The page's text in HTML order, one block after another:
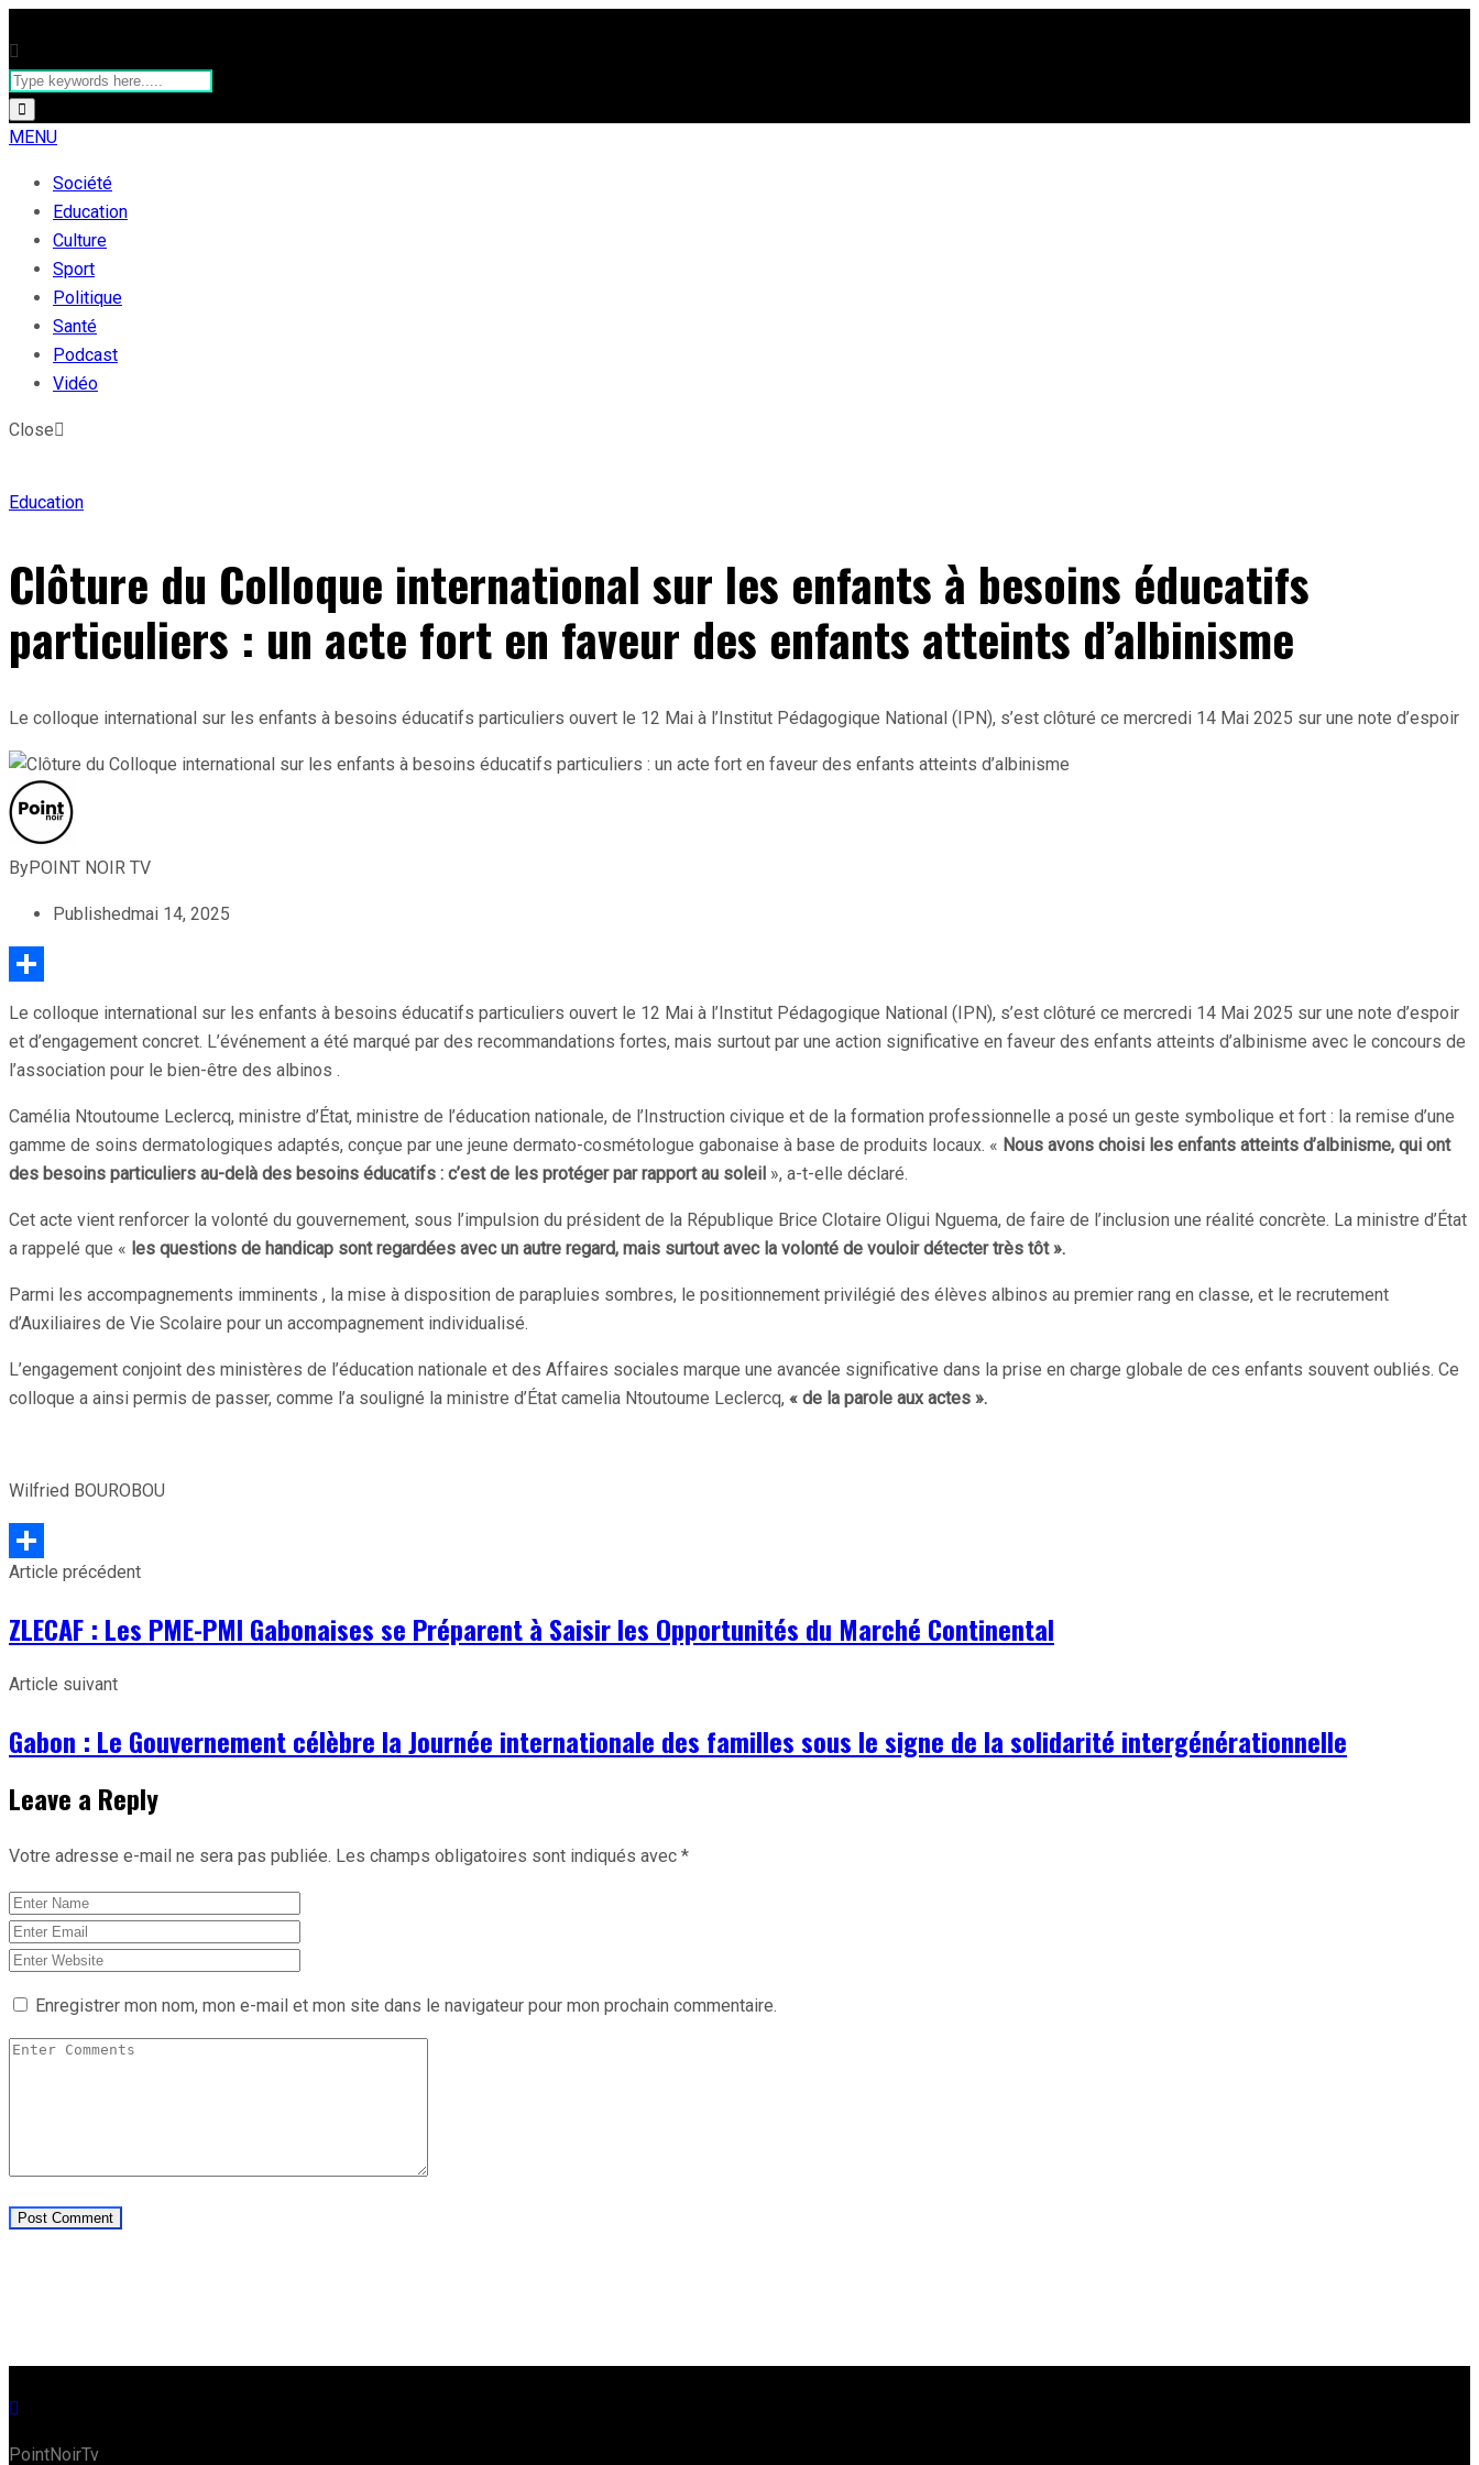
MENU
Société
Education
Culture
Sport
Politique
Santé
Podcast
Vidéo
Close
Education
Clôture du Colloque international sur les enfants à besoins éducatifs
particuliers : un acte fort en faveur des enfants atteints d’albinisme
Le colloque international sur les enfants à besoins éducatifs particuliers ouvert le 12 Mai à l’Institut Pédagogique National (IPN), s’est clôturé ce mercredi 14 Mai 2025 sur une note d’espoir
ByPOINT NOIR TV
Publishedmai 14, 2025
Le colloque international sur les enfants à besoins éducatifs particuliers ouvert le 12 Mai à l’Institut Pédagogique National (IPN), s’est clôturé ce mercredi 14 Mai 2025 sur une note d’espoir
et d’engagement concret. L’événement a été marqué par des recommandations fortes, mais surtout par une action significative en faveur des enfants atteints d’albinisme avec le concours de
l’association pour le bien-être des albinos .
Camélia Ntoutoume Leclercq, ministre d’État, ministre de l’éducation nationale, de l’Instruction civique et de la formation professionnelle a posé un geste symbolique et fort : la remise d’une
gamme de soins dermatologiques adaptés, conçue par une jeune dermato-cosmétologue gabonaise à base de produits locaux. « Nous avons choisi les enfants atteints d’albinisme, qui ont
des besoins particuliers au-delà des besoins éducatifs : c’est de les protéger par rapport au soleil », a-t-elle déclaré.
Cet acte vient renforcer la volonté du gouvernement, sous l’impulsion du président de la République Brice Clotaire Oligui Nguema, de faire de l’inclusion une réalité concrète. La ministre d’État
a rappelé que « les questions de handicap sont regardées avec un autre regard, mais surtout avec la volonté de vouloir détecter très tôt ».
Parmi les accompagnements imminents , la mise à disposition de parapluies sombres, le positionnement privilégié des élèves albinos au premier rang en classe, et le recrutement
d’Auxiliaires de Vie Scolaire pour un accompagnement individualisé.
L’engagement conjoint des ministères de l’éducation nationale et des Affaires sociales marque une avancée significative dans la prise en charge globale de ces enfants souvent oubliés. Ce
colloque a ainsi permis de passer, comme l’a souligné la ministre d’État camelia Ntoutoume Leclercq, « de la parole aux actes ».
Wilfried BOUROBOU
Partager
Article précédent
ZLECAF : Les PME-PMI Gabonaises se Préparent à Saisir les Opportunités du Marché Continental
Article suivant
Gabon : Le Gouvernement célèbre la Journée internationale des familles sous le signe de la solidarité intergénérationnelle
Leave a Reply
Votre adresse e-mail ne sera pas publiée. Les champs obligatoires sont indiqués avec *
Enregistrer mon nom, mon e-mail et mon site dans le navigateur pour mon prochain commentaire.
PointNoirTv